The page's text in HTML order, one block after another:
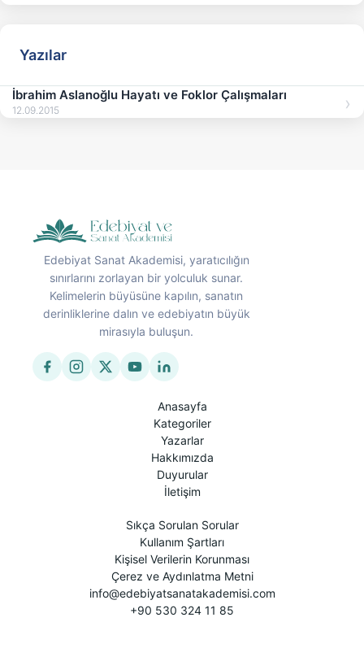
Yazılar
İbrahim Aslanoğlu Hayatı ve Foklor Çalışmaları
12.09.2015
Edebiyat Sanat Akademisi, yaratıcılığın
sınırlarını zorlayan bir yolculuk sunar.
Kelimelerin büyüsüne kapılın, sanatın
derinliklerine dalın ve edebiyatın büyük
mirasıyla buluşun.
Anasayfa
Kategoriler
Yazarlar
Hakkımızda
Duyurular
İletişim
Sıkça Sorulan Sorular
Kullanım Şartları
Kişisel Verilerin Korunması
Çerez ve Aydınlatma Metni
info@edebiyatsanatakademisi.com
+90 530 324 11 85